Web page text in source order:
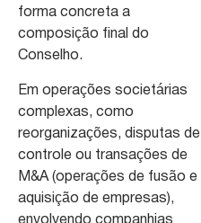
forma concreta a
composição final do
Conselho.
Em operações societárias
complexas, como
reorganizações, disputas de
controle ou transações de
M&A (operações de fusão e
aquisição de empresas),
envolvendo companhias